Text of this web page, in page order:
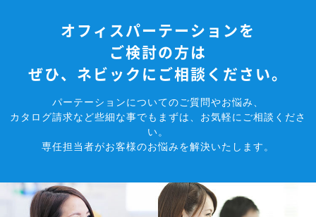
オフィスパーテーションを
ご検討の方は
ぜひ、ネビックにご相談ください。
パーテーションについてのご質問やお悩み、
カタログ請求など些細な事でもまずは、お気軽にご相談くださ
い。
専任担当者がお客様のお悩みを解決いたします。